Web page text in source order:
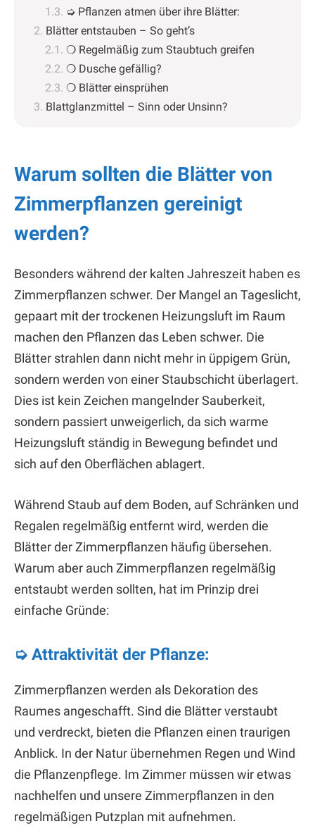
➭ Pflanzen atmen über ihre Blätter:
Blätter entstauben – So geht’s
❍ Regelmäßig zum Staubtuch greifen
❍ Dusche gefällig?
❍ Blätter einsprühen
Blattglanzmittel – Sinn oder Unsinn?
Warum sollten die Blätter von
Zimmerpflanzen gereinigt
werden?
Besonders während der kalten Jahreszeit haben es
Zimmerpflanzen schwer. Der Mangel an Tageslicht,
gepaart mit der trockenen Heizungsluft im Raum
machen den Pflanzen das Leben schwer. Die
Blätter strahlen dann nicht mehr in üppigem Grün,
sondern werden von einer Staubschicht überlagert.
Dies ist kein Zeichen mangelnder Sauberkeit,
sondern passiert unweigerlich, da sich warme
Heizungsluft ständig in Bewegung befindet und
sich auf den Oberflächen ablagert.
Während Staub auf dem Boden, auf Schränken und
Regalen regelmäßig entfernt wird, werden die
Blätter der Zimmerpflanzen häufig übersehen.
Warum aber auch Zimmerpflanzen regelmäßig
entstaubt werden sollten, hat im Prinzip drei
einfache Gründe:
➭ Attraktivität der Pflanze:
Zimmerpflanzen werden als Dekoration des
Raumes angeschafft. Sind die Blätter verstaubt
und verdreckt, bieten die Pflanzen einen traurigen
Anblick. In der Natur übernehmen Regen und Wind
die Pflanzenpflege. Im Zimmer müssen wir etwas
nachhelfen und unsere Zimmerpflanzen in den
regelmäßigen Putzplan mit aufnehmen.